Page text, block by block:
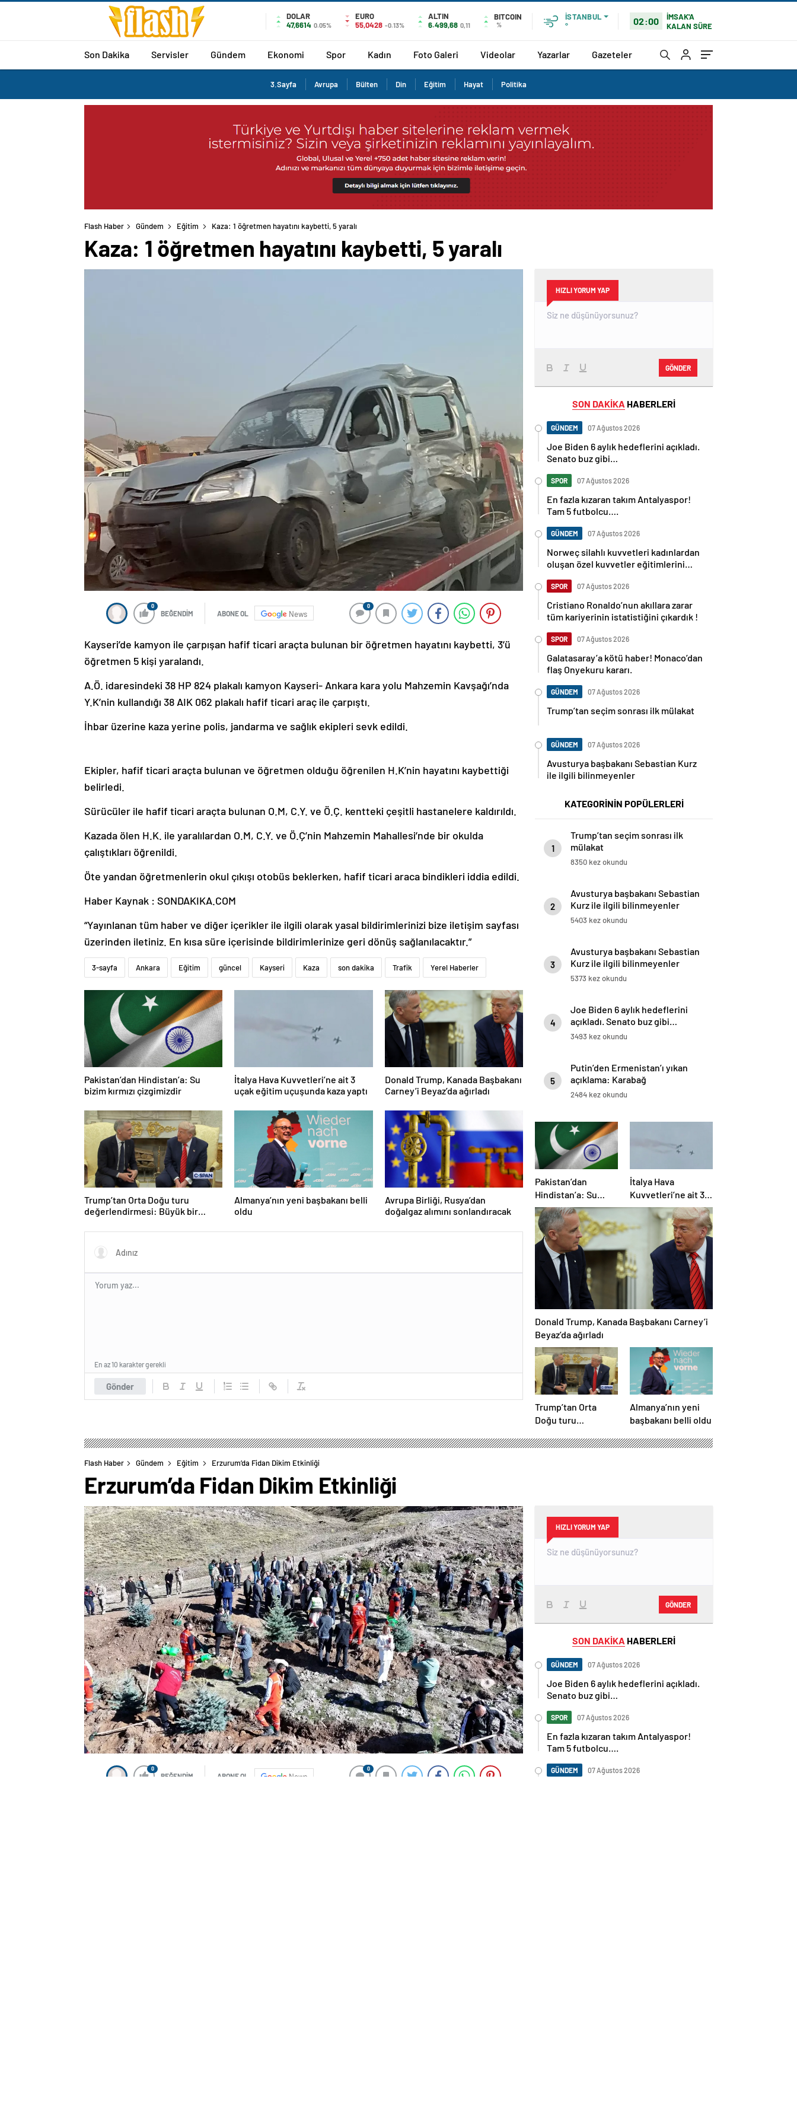
DOLAR
47,6614 0.05%
EURO
55,0428 -0.13%
ALTIN
6.499,68 0,11
BITCOIN
%
İSTANBUL
°
02:00
İMSAK'A
KALAN SÜRE
Son Dakika Servisler Gündem Ekonomi Spor Kadın Foto Galeri Videolar Yazarlar Gazeteler
3.Sayfa Avrupa Bülten Din Eğitim Hayat Politika
Flash Haber Gündem Eğitim Kaza: 1 öğretmen hayatını kaybetti, 5 yaralı
Kaza: 1 öğretmen hayatını kaybetti, 5 yaralı
0
BEĞENDİM ABONE OL News
0
Kayseri’de kamyon ile çarpışan hafif ticari araçta bulunan bir öğretmen hayatını kaybetti, 3’ü
öğretmen 5 kişi yaralandı.
A.Ö. idaresindeki 38 HP 824 plakalı kamyon Kayseri- Ankara kara yolu Mahzemin Kavşağı’nda
Y.K’nin kullandığı 38 AIK 062 plakalı hafif ticari araç ile çarpıştı.
İhbar üzerine kaza yerine polis, jandarma ve sağlık ekipleri sevk edildi.
Ekipler, hafif ticari araçta bulunan ve öğretmen olduğu öğrenilen H.K’nin hayatını kaybettiği
belirledi.
Sürücüler ile hafif ticari araçta bulunan O.M, C.Y. ve Ö.Ç. kentteki çeşitli hastanelere kaldırıldı.
Kazada ölen H.K. ile yaralılardan O.M, C.Y. ve Ö.Ç’nin Mahzemin Mahallesi’nde bir okulda
çalıştıkları öğrenildi.
Öte yandan öğretmenlerin okul çıkışı otobüs beklerken, hafif ticari araca bindikleri iddia edildi.
Haber Kaynak : SONDAKIKA.COM
“Yayınlanan tüm haber ve diğer içerikler ile ilgili olarak yasal bildirimlerinizi bize iletişim sayfası
üzerinden iletiniz. En kısa süre içerisinde bildirimlerinize geri dönüş sağlanılacaktır.”
3-sayfa Ankara Eğitim güncel Kayseri Kaza son dakika Trafik Yerel Haberler
Pakistan’dan Hindistan’a: Su
bizim kırmızı çizgimizdir
İtalya Hava Kuvvetleri’ne ait 3
uçak eğitim uçuşunda kaza yaptı
Donald Trump, Kanada Başbakanı
Carney’i Beyaz’da ağırladı
Trump’tan Orta Doğu turu
değerlendirmesi: Büyük bir
Almanya’nın yeni başbakanı belli
oldu
Avrupa Birliği, Rusya’dan
doğalgaz alımını sonlandıracak
Gönder
En az 10 karakter gerekli
HIZLI YORUM YAP
GÖNDER
SON DAKİKA HABERLERİ
GÜNDEM 07 Ağustos 2026
Joe Biden 6 aylık hedeflerini açıkladı.
Senato buz gibi…
SPOR 07 Ağustos 2026
En fazla kızaran takım Antalyaspor!
Tam 5 futbolcu….
GÜNDEM 07 Ağustos 2026
Norweç silahlı kuvvetleri kadınlardan
oluşan özel kuvvetler eğitimlerini
SPOR 07 Ağustos 2026
Cristiano Ronaldo’nun akıllara zarar
tüm kariyerinin istatistiğini çıkardık !
SPOR 07 Ağustos 2026
Galatasaray’a kötü haber! Monaco’dan
flaş Onyekuru kararı.
GÜNDEM 07 Ağustos 2026
Trump’tan seçim sonrası ilk mülakat
GÜNDEM 07 Ağustos 2026
Avusturya başbakanı Sebastian Kurz
ile ilgili bilinmeyenler
KATEGORİNİN POPÜLERLERİ
1
Trump’tan seçim sonrası ilk
mülakat
8350 kez okundu
2
Avusturya başbakanı Sebastian
Kurz ile ilgili bilinmeyenler
5403 kez okundu
3
Avusturya başbakanı Sebastian
Kurz ile ilgili bilinmeyenler
5373 kez okundu
4
Joe Biden 6 aylık hedeflerini
açıkladı. Senato buz gibi…
3493 kez okundu
5
Putin’den Ermenistan’ı yıkan
açıklama: Karabağ
Azerbaycan’ın ayrılmaz bir
2484 kez okundu
Pakistan’dan
Hindistan’a: Su
bizim kırmızı
çizgimizdir
İtalya Hava
Kuvvetleri’ne ait 3
uçak eğitim
uçuşunda kaza
Donald Trump, Kanada Başbakanı Carney’i
Beyaz’da ağırladı
Trump’tan Orta
Doğu turu
Büyük bir duyuru
Almanya’nın yeni
başbakanı belli oldu
Flash Haber Gündem Eğitim Erzurum’da Fidan Dikim Etkinliği
Erzurum’da Fidan Dikim Etkinliği
0
BEĞENDİM ABONE OL News
0
HIZLI YORUM YAP
GÖNDER
SON DAKİKA HABERLERİ
GÜNDEM 07 Ağustos 2026
Joe Biden 6 aylık hedeflerini açıkladı.
Senato buz gibi…
SPOR 07 Ağustos 2026
En fazla kızaran takım Antalyaspor!
Tam 5 futbolcu….
GÜNDEM 07 Ağustos 2026